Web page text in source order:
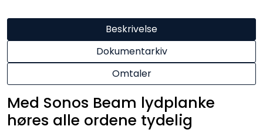
Beskrivelse
Dokumentarkiv
Omtaler
Med Sonos Beam lydplanke
høres alle ordene tydelig